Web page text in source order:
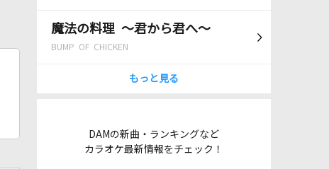
魔法の料理 ～君から君へ～
BUMP OF CHICKEN
もっと見る
DAMの新曲・ランキングなど
カラオケ最新情報をチェック！